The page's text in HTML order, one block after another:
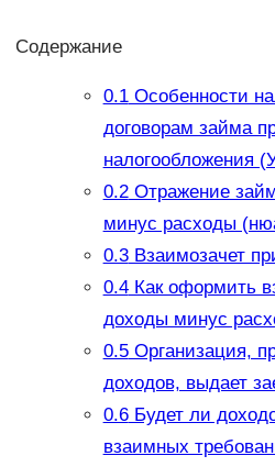
Содержание
0.1Особенности
договорам займа
налогообложения
0.2Отражение
минус расходы
0.3Взаимозачет
0.4Как оформить
доходы минус
0.5Организация,
доходов, выдает
0.6Будет ли
взаимных